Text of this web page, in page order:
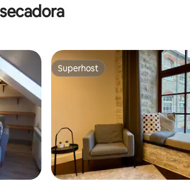
hóspedes Superhost
Superhost